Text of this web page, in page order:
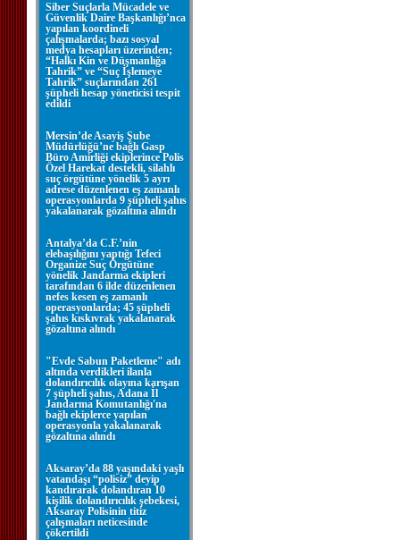
Siber Suçlarla Mücadele ve
Güvenlik Daire Başkanlığı’nca
yapılan koordineli
çalışmalarda; bazı sosyal
medya hesapları üzerinden;
“Halkı Kin ve Düşmanlığa
Tahrik” ve “Suç İşlemeye
Tahrik” suçlarından 261
şüpheli hesap yöneticisi tespit
edildi
Mersin’de Asayiş Şube
Müdürlüğü’ne bağlı Gasp
Büro Amirliği ekiplerince Polis
Özel Harekat destekli, silahlı
suç örgütüne yönelik 5 ayrı
adrese düzenlenen eş zamanlı
operasyonlarda 9 şüpheli şahıs
yakalanarak gözaltına alındı
Antalya’da C.F.’nin
elebaşılığını yaptığı Tefeci
Organize Suç Örgütüne
yönelik Jandarma ekipleri
tarafından 6 ilde düzenlenen
nefes kesen eş zamanlı
operasyonlarda; 45 şüpheli
şahıs kıskıvrak yakalanarak
gözaltına alındı
"Evde Sabun Paketleme" adı
altında verdikleri ilanla
dolandırıcılık olayına karışan
7 şüpheli şahıs, Adana İl
Jandarma Komutanlığı'na
bağlı ekiplerce yapılan
operasyonla yakalanarak
gözaltına alındı
Aksaray’da 88 yaşındaki yaşlı
vatandaşı “polisiz” deyip
kandırarak dolandıran 10
kişilik dolandırıcılık şebekesi,
Aksaray Polisinin titiz
çalışmaları neticesinde
çökertildi